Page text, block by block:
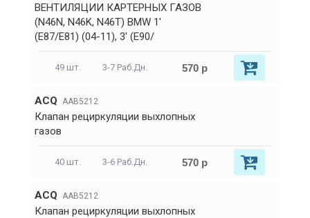
ВЕНТИЛЯЦИИ КАРТЕРНЫХ ГАЗОВ
(N46N, N46K, N46T) BMW 1'
(E87/E81) (04-11), 3' (E90/
49 шт. 3-7 Раб.Дн. 570 р
ACQ AAB5212
Клапан рециркуляции выхлопных
газов
40 шт. 3-6 Раб.Дн. 570 р
ACQ AAB5212
Клапан рециркуляции выхлопных